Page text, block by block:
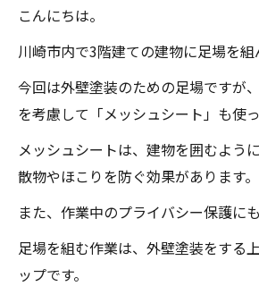
こんにちは。
川崎市内で3階建ての建物に足場を組
今回は外壁塗装のための足場ですが
を考慮して「メッシュシート」も使っ
メッシュシートは、建物を囲むよう
散物やほこりを防ぐ効果があります。
また、作業中のプライバシー保護に
足場を組む作業は、外壁塗装をする
ップです。